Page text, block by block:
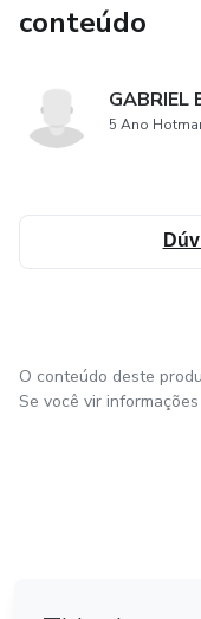
conteúdo
GABRIEL
5 Ano
O conteúdo deste
Se você vir